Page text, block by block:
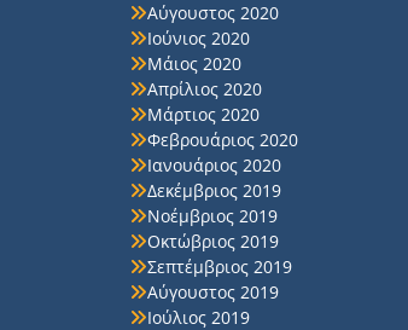
Αύγουστος 2020
Ιούνιος 2020
Μάιος 2020
Απρίλιος 2020
Μάρτιος 2020
Φεβρουάριος 2020
Ιανουάριος 2020
Δεκέμβριος 2019
Νοέμβριος 2019
Οκτώβριος 2019
Σεπτέμβριος 2019
Αύγουστος 2019
Ιούλιος 2019